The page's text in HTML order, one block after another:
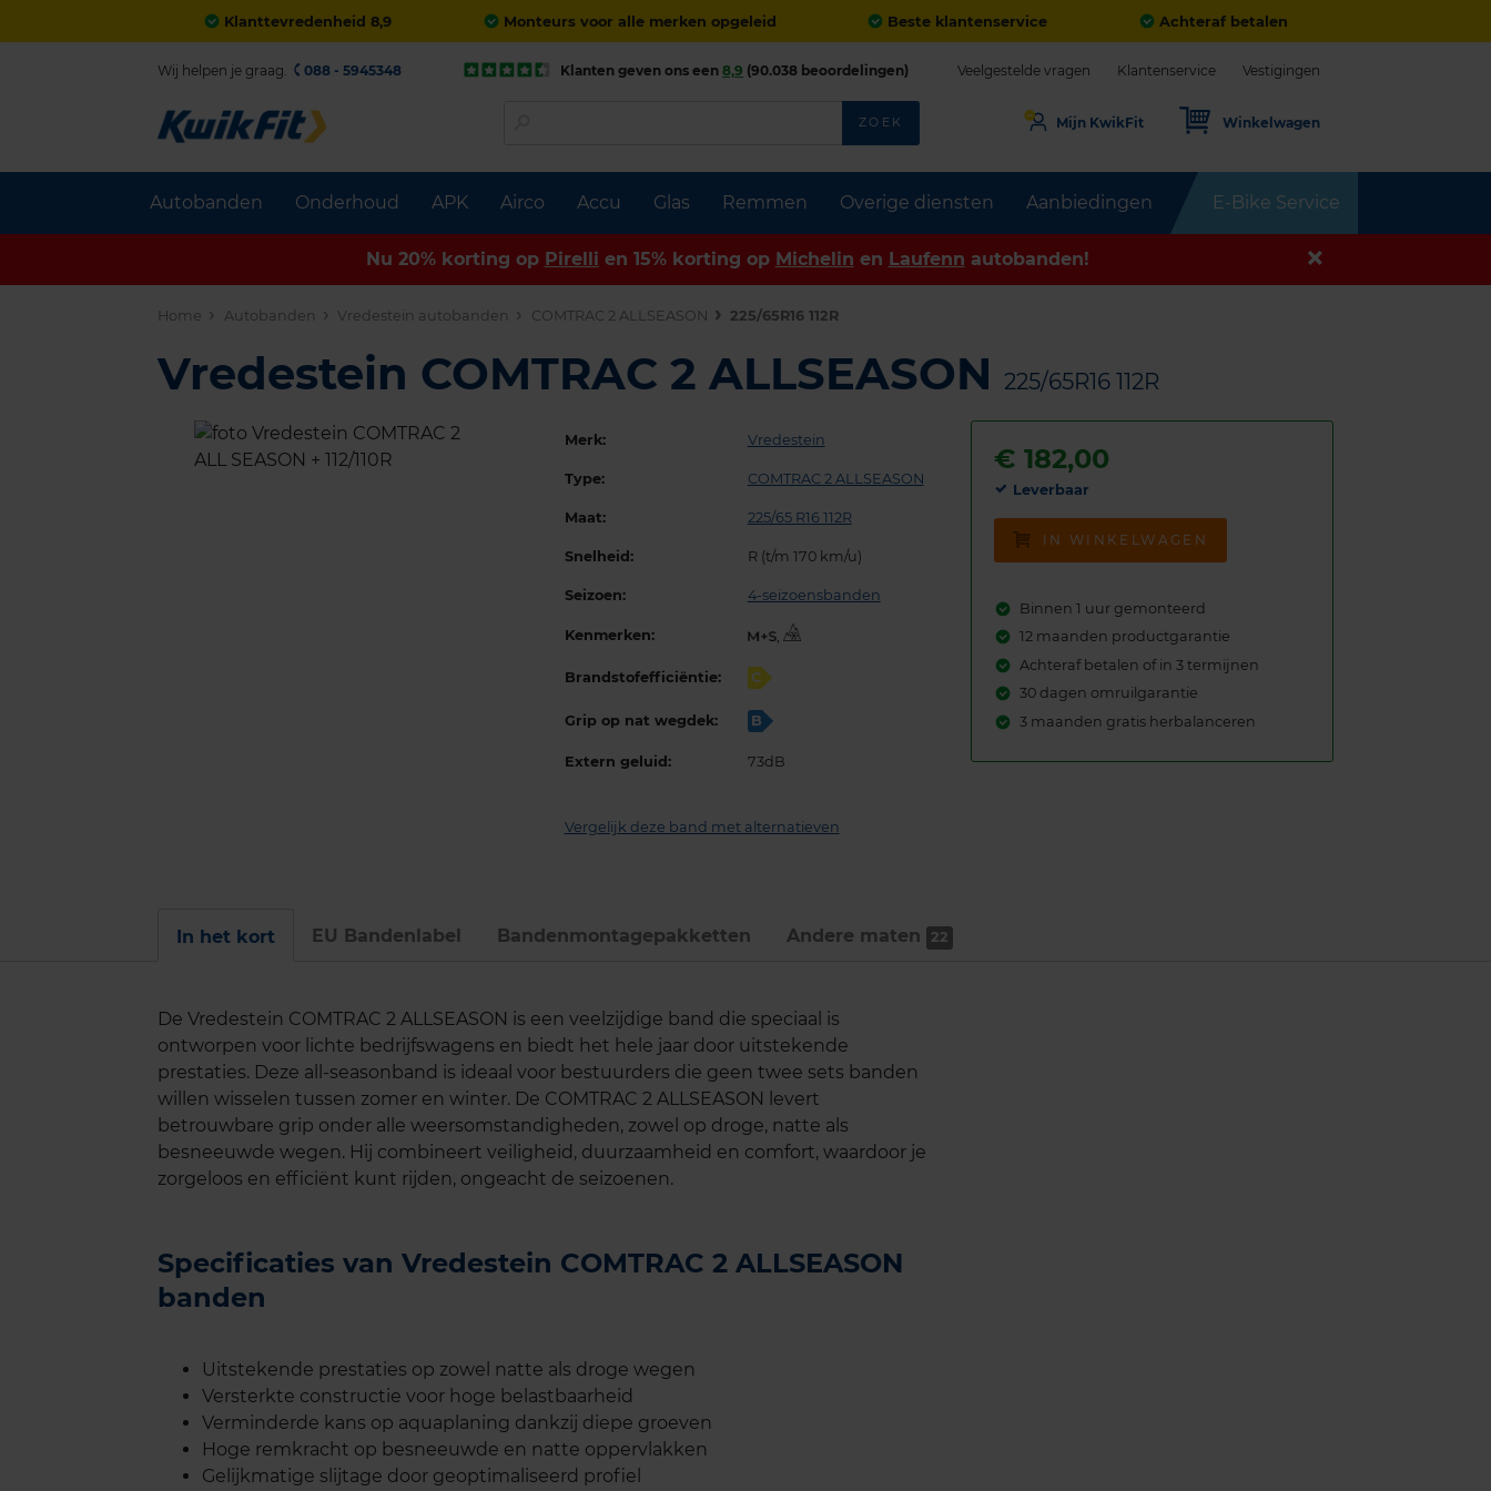
Klanttevredenheid 8,9 Monteurs voor alle merken opgeleid Beste klantenservice Achteraf betalen
Autobanden Onderhoud APK Airco Accu Glas Remmen Overige diensten Aanbiedingen E-Bike Service
Wij helpen je graag. 088 - 5945348 Klanten geven ons een 8,9 (90.038 beoordelingen) Veelgestelde vragen Klantenservice Vestigingen
ZOEK Mijn KwikFit Winkelwagen
Nu 20% korting op Pirelli en 15% korting op Michelin en Laufenn autobanden!
Home Autobanden Vredestein autobanden COMTRAC 2 ALLSEASON 225/65R16 112R
Vredestein COMTRAC 2 ALLSEASON 225/65R16 112R
Merk: Vredestein
Type: COMTRAC 2 ALLSEASON
Maat: 225/65 R16 112R
Snelheid: R (t/m 170 km/u)
Seizoen: 4-seizoensbanden
Kenmerken: ,
Brandstofefficiëntie: C
Grip op nat wegdek: B
Extern geluid: 73dB
Vergelijk deze band met alternatieven
€182,00
Leverbaar
IN WINKELWAGEN
Binnen 1 uur gemonteerd
12 maanden productgarantie
Achteraf betalen of in 3 termijnen
30 dagen omruilgarantie
3 maanden gratis herbalanceren
In het kort EU Bandenlabel Bandenmontage­pakketten Andere maten 22
De Vredestein COMTRAC 2 ALLSEASON is een veelzijdige band die speciaal is
ontworpen voor lichte bedrijfswagens en biedt het hele jaar door uitstekende
prestaties. Deze all-seasonband is ideaal voor bestuurders die geen twee sets banden
willen wisselen tussen zomer en winter. De COMTRAC 2 ALLSEASON levert
betrouwbare grip onder alle weersomstandigheden, zowel op droge, natte als
besneeuwde wegen. Hij combineert veiligheid, duurzaamheid en comfort, waardoor je
zorgeloos en efficiënt kunt rijden, ongeacht de seizoenen.
Specificaties van Vredestein COMTRAC 2 ALLSEASON
banden
Uitstekende prestaties op zowel natte als droge wegen
Versterkte constructie voor hoge belastbaarheid
Verminderde kans op aquaplaning dankzij diepe groeven
Hoge remkracht op besneeuwde en natte oppervlakken
Gelijkmatige slijtage door geoptimaliseerd profiel